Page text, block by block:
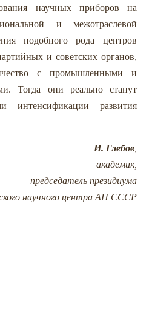
научных приборов на
и межотраслевой
подобного рода центров
и советских органов,
с промышленными и
Тогда они реально станут
интенсификации развития
И. Глебов,
академик,
председатель президиума
научного центра АН СССР